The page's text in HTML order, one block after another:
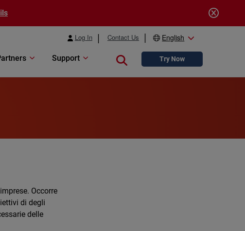
Log In Contact Us English
Support Close searchTry Now
Occorre
di degli
delle